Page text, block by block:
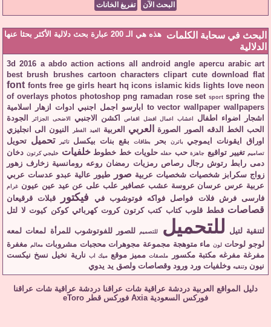
هذه هي الـ 200 عبارة بحث دلالية الأكثر بحثا عنها البحث في سحابة الكلمات
الدلالية
3d 2016 a abdo action actions all android angle apercu arabic art
best brush brushes cartoon characters clipart cute download flat
font fonts free ge girls heart hq icons islamic kids lights love neon
of overlays photos photoshop png ramadan rose set sport spring the
to vector wallpaper wallpapers ابارسو اجمل اجنبي ادوات ازهار
اسلامية
اشجار
اضواء اطفال اعشاب اعمال افضل اقفاص اكشن الاجنبي الاضحى الجزائر
الجودة
الحب
الخط الدقه الصور الصورة العربي العربية العيد الفطر النيون الى
انجليزي
اوراق
ايقونات ايموجي باترن بحر بطاقات بقع بنات بيكسل تاثير تحميل تحويل
تصاميم تغيير تواقيع جاهزة حب حفله حلويات خط خطوط خلفيات خليجي كرتون دخان
دمى رابط رتوش رجال رصاص رمزيات رمضان روعه رومانسية زخارف زهور
زواج سكرابز شخصيات شخصيات عربية صور طيور عالية عبدو عدسات عربي
عربية عرس عرسان عروسة عشب عصافير علب على عن عيد عين عيون غرام
فارسى فرش فلات فواصل فواكه فوتوشوب في فيكتور قبلات قرقيعان
قصاصات قطط قلوب كتاب كتب كرتون كروت كهربائي كوكن كيوت لا لتل
لتنقية لتيل للتحميل للتصميم للصور للفوتوشوب للمرأة لمعات لمعه
لوجو لوحات لون ماء متوهجة مجموعة مجوهرات محجبات مشروبات معالم مغفرة
مفرغة مفرغه مكتبة مكسور ملصقات مميز موقع ميك اب نارية نخيل نسخ نيكست
نيون وتنقيه وخلفيات ورد ورود وقصاصات ولصق يد يدوي
دليل المواقع العربية دردشة عراقية شات عراقنا دردشة عراقية شات عراقنا
فوركس السعودية Axia فوركس قطر eToro